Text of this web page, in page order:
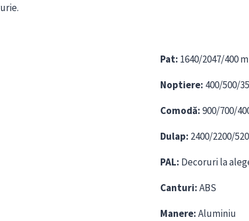
Pat: 1640/2047/400
Noptiere: 400/500/
Comodă:900/700/
Dulap: 2400/2200/
PAL: Decoruri la
Canturi:ABS
Manere:Aluminiu